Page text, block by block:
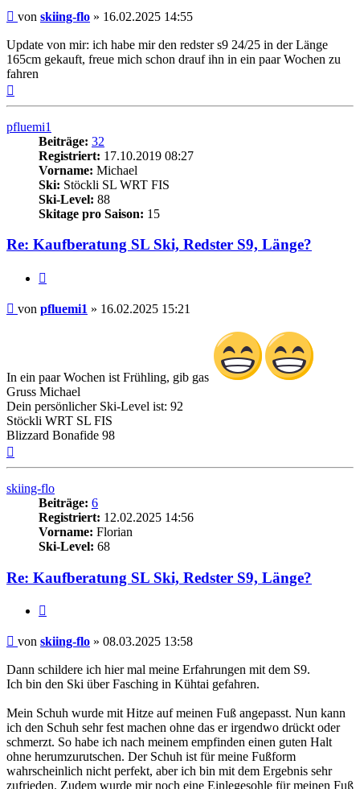
Beitrag
von skiing-flo » 16.02.2025 14:55
Update von mir: ich habe mir den redster s9 24/25 in der Länge
165cm gekauft, freue mich schon drauf ihn in ein paar Wochen zu
fahren
pfluemi1
Beiträge: 32
Registriert: 17.10.2019 08:27
Vorname: Michael
Ski: Stöckli SL WRT FIS
Ski-Level: 88
Skitage pro Saison: 15
Re: Kaufberatung SL Ski, Redster S9, Länge?
Beitrag
von pfluemi1 » 16.02.2025 15:21
In ein paar Wochen ist Frühling, gib gas
Gruss Michael
Dein persönlicher Ski-Level ist: 92
Stöckli WRT SL FIS
Blizzard Bonafide 98
skiing-flo
Beiträge: 6
Registriert: 12.02.2025 14:56
Vorname: Florian
Ski-Level: 68
Re: Kaufberatung SL Ski, Redster S9, Länge?
Beitrag
von skiing-flo » 08.03.2025 13:58
Dann schildere ich hier mal meine Erfahrungen mit dem S9.
Ich bin den Ski über Fasching in Kühtai gefahren.
Mein Schuh wurde mit Hitze auf meinen Fuß angepasst. Nun kann
ich den Schuh sehr fest machen ohne das er irgendwo drückt oder
schmerzt. So habe ich nach meinem empfinden einen guten Halt
ohne herumzurutschen. Der Schuh ist für meine Fußform
wahrscheinlich nicht perfekt, aber ich bin mit dem Ergebnis sehr
zufrieden. Zudem wurde mir noch eine Einlegesohle für meinen Fuß